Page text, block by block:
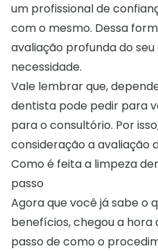
um profissional de
com o mesmo. Dessa
avaliação profunda do seu
necessidade.
Vale lembrar que,
dentista pode pedir para
para o consultório. Por
consideração a avaliação
Como é feita a limpeza
passo
Agora que você já sabe o
benefícios, chegou a
passo de como o